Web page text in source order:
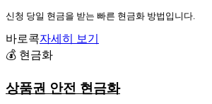
신청 당일 현금을 받는 빠른 현금화 방법입니다.
바로콕자세히 보기
💰 현금화
상품권 안전 현금화